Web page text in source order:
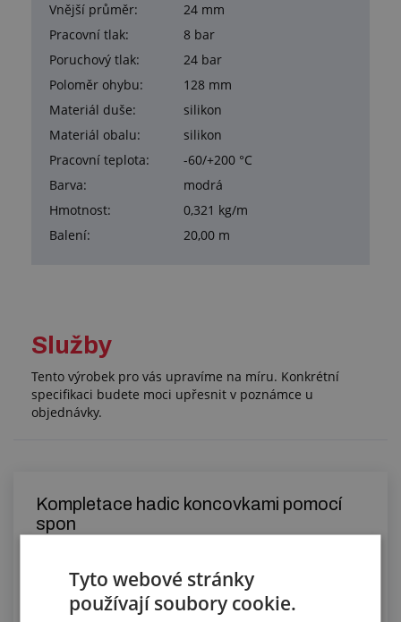
Vnější průměr:
24 mm
Pracovní tlak:
8 bar
Poruchový tlak:
24 bar
Poloměr ohybu:
128 mm
Materiál duše:
silikon
Materiál obalu:
silikon
Pracovní teplota:
-60/+200 °C
Barva:
modrá
Hmotnost:
0,321 kg/m
Balení:
20,00 m
Služby
Tento výrobek pro vás upravíme na míru. Konkrétní
specifikaci budete moci upřesnit v poznámce u
objednávky.
Kompletace hadic koncovkami pomocí
spon
Tyto webové stránky
používají soubory cookie.